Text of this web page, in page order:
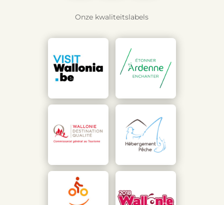
Onze kwaliteitslabels